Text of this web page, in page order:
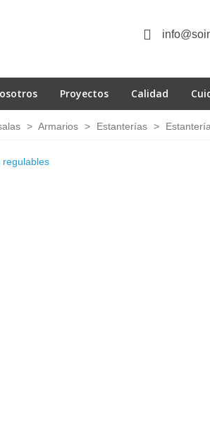
Proyectos Calidad
> Armarios > Estanterías >